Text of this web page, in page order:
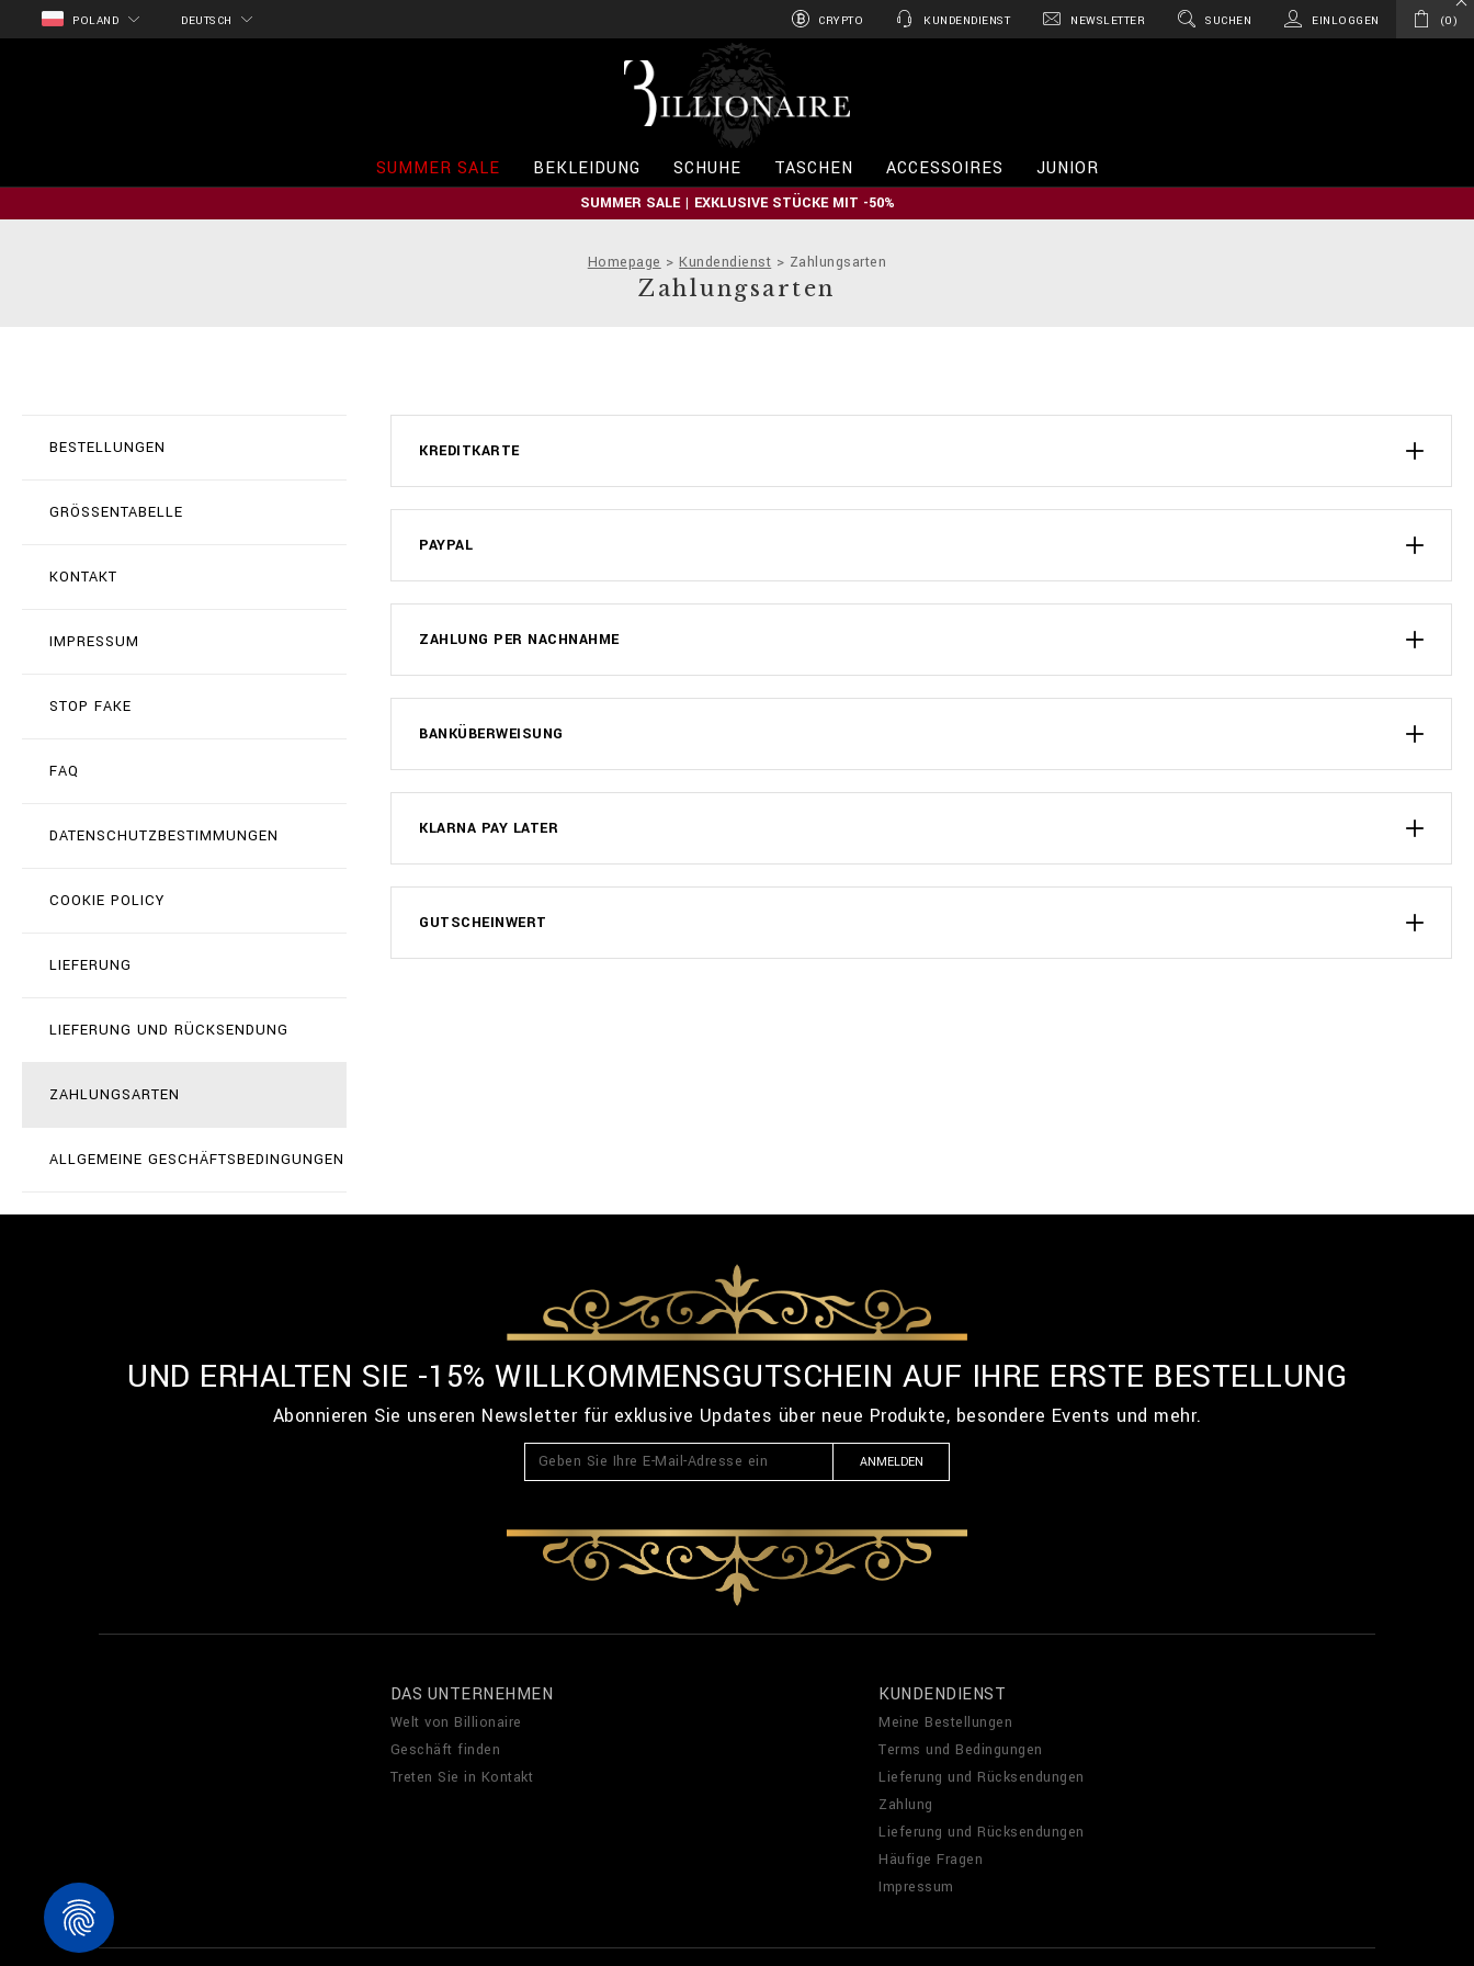
POLAND DEUTSCH CRYPTO KUNDENDIENST NEWSLETTER SUCHEN EINLOGGEN 0
l
o
n
a
e
SUMMER SALE BEKLEIDUNG SCHUHE TASCHEN ACCESSOIRES JUNIOR
SUMMER SALE | EXKLUSIVE STÜCKE MIT -50%
Homepage Kundendienst Zahlungsarten
Zahlungsarten
BESTELLUNGEN
GRÖSSENTABELLE
KONTAKT
IMPRESSUM
STOP FAKE
FAQ
DATENSCHUTZBESTIMMUNGEN
COOKIE POLICY
LIEFERUNG
LIEFERUNG UND RÜCKSENDUNG
ZAHLUNGSARTEN
ALLGEMEINE GESCHÄFTSBEDINGUNGEN
KREDITKARTE
PAYPAL
ZAHLUNG PER NACHNAHME
BANKÜBERWEISUNG
KLARNA PAY LATER
GUTSCHEINWERT
UND ERHALTEN SIE -15% WILLKOMMENSGUTSCHEIN AUF IHRE ERSTE BESTELLUNG
Abonnieren Sie unseren Newsletter für exklusive Updates über neue Produkte, besondere Events und mehr.
ANMELDEN
DAS UNTERNEHMEN
Welt von Billionaire
Geschäft finden
Treten Sie in Kontakt
KUNDENDIENST
Meine Bestellungen
Terms und Bedingungen
Lieferung und Rücksendungen
Zahlung
Lieferung und Rücksendungen
Häufige Fragen
Impressum